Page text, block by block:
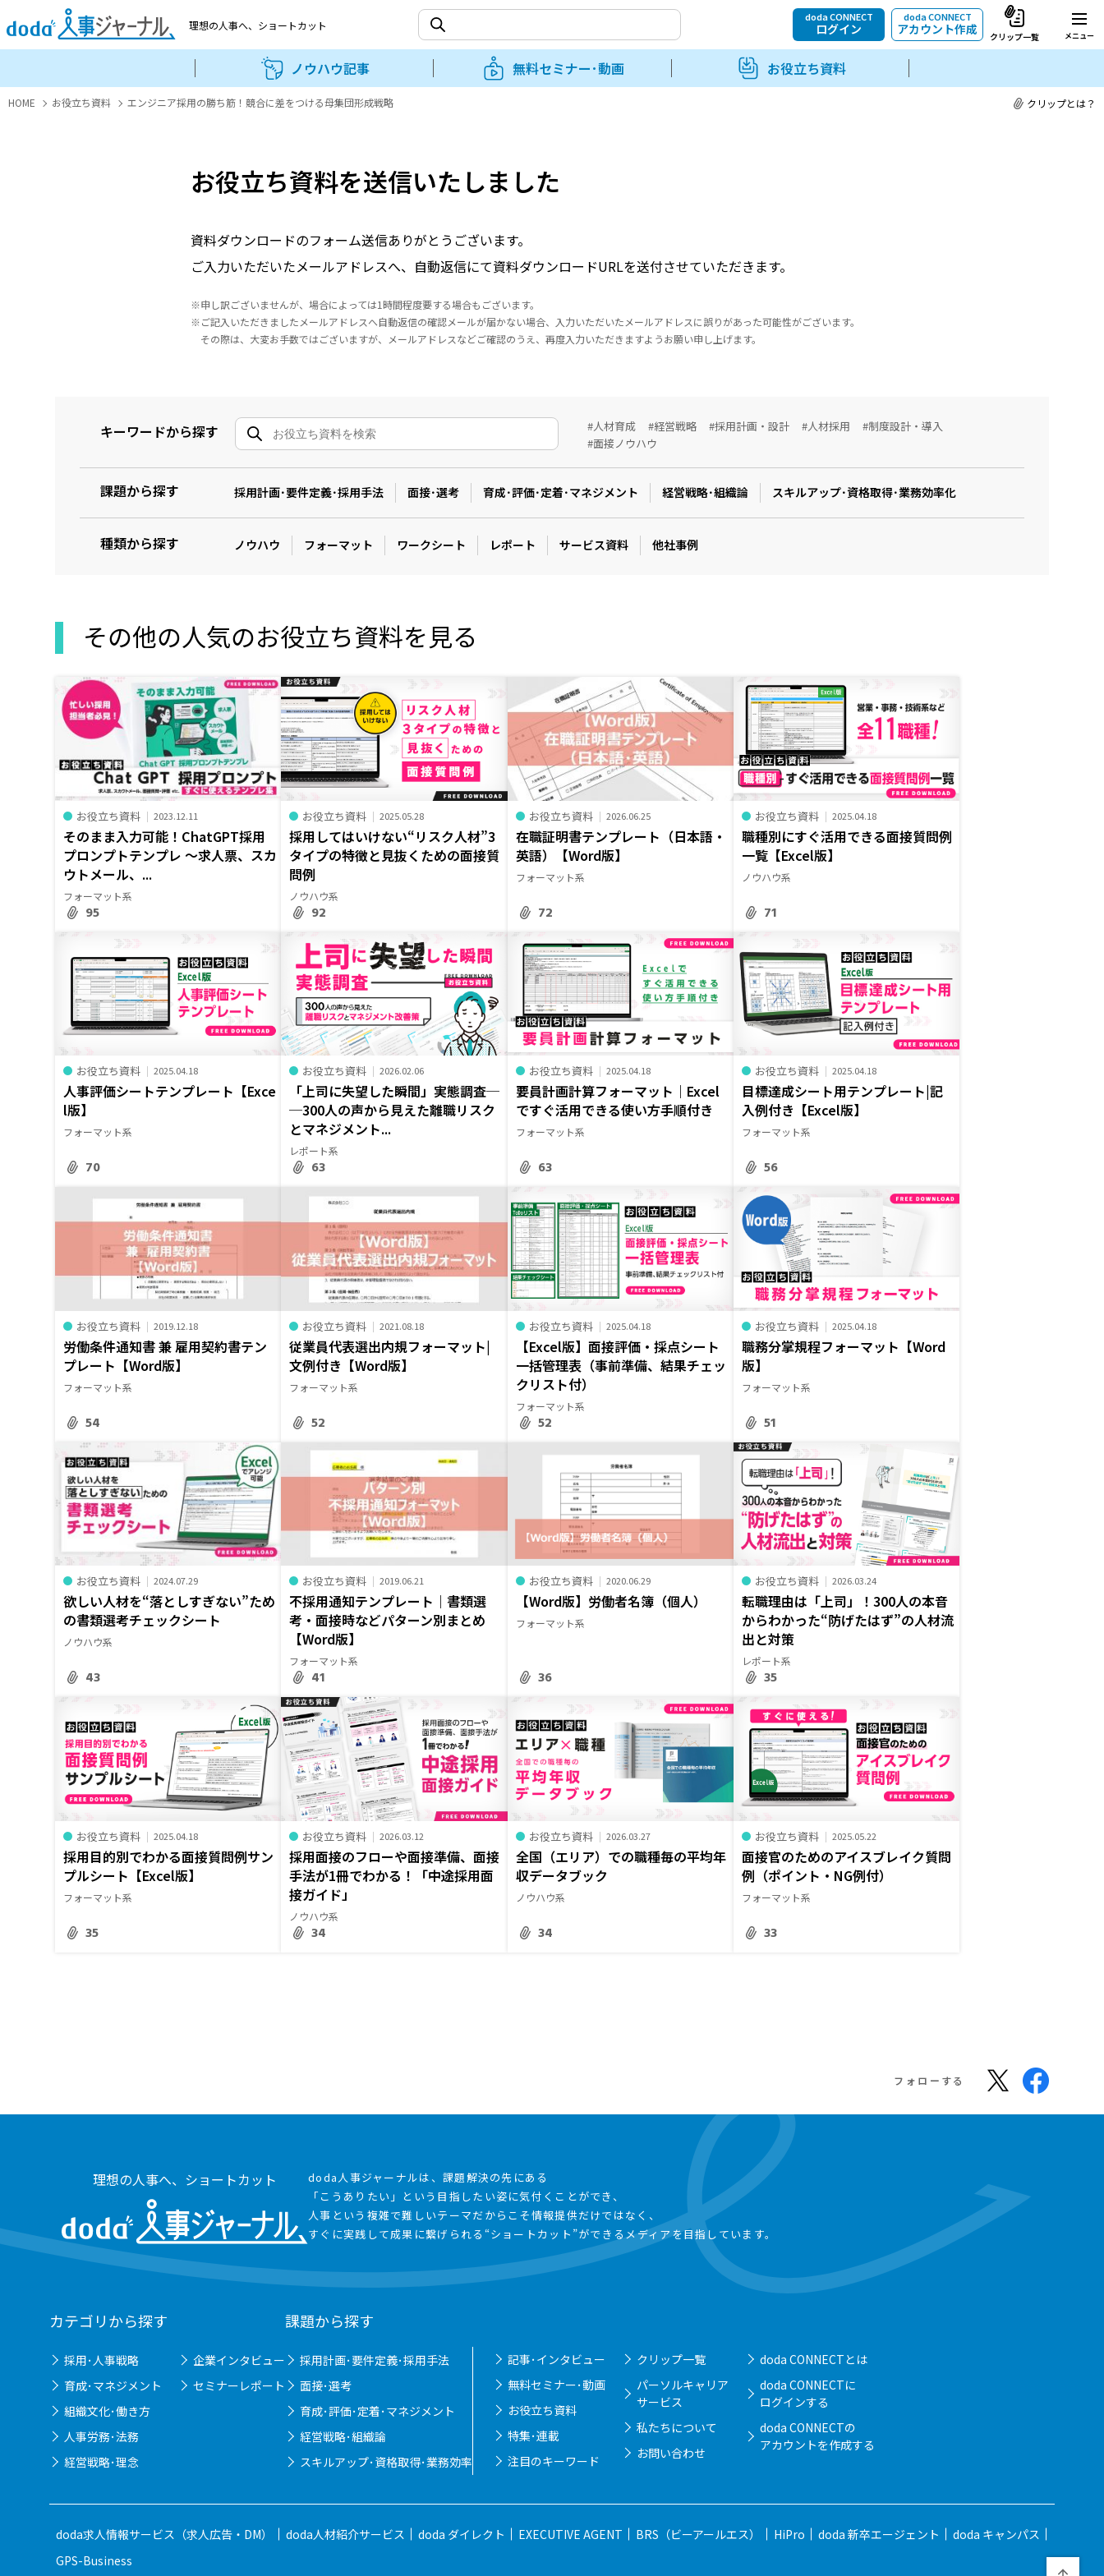
理想の人事へ、 ショートカット
doda CONNECT
ログイン
doda CONNECT
アカウント作成 クリップ一覧 メニュー
ノウハウ記事 無料セミナー･動画 お役立ち資料
クリップとは？
HOME お役立ち資料 エンジニア採用の勝ち筋！競合に差をつける母集団形成戦略
お役立ち資料を送信いたしました
資料ダウンロードのフォーム送信ありがとうございます。
ご入力いただいたメールアドレスへ、自動返信にて資料ダウンロードURLを送付させていただきます。
※申し訳ございませんが、場合によっては1時間程度要する場合もございます。
※ご記入いただきましたメールアドレスへ自動返信の確認メールが届かない場合、入力いただいたメールアドレスに誤りがあった可能性がございます。
その際は、大変お手数ではございますが、メールアドレスなどご確認のうえ、再度入力いただきますようお願い申し上げます。
キーワードから探す #人材育成 #経営戦略 #採用計画・設計 #人材採用
#制度設計・導入
#面接ノウハウ
課題から探す 採用計画･要件定義･採用手法 面接･選考 育成･評価･定着･マネジメント 経営戦略･組織論 スキルアップ･資格取得･業務効率化
種類から探す ノウハウ フォーマット ワークシート レポート サービス資料 他社事例
その他の人気のお役立ち資料を見る
お役立ち資料 2023.12.11
そのまま入力可能！ChatGPT採用
プロンプトテンプレ ～求人票、スカ
ウトメール、...
フォーマット系
95
お役立ち資料 2025.05.28
採用してはいけない“リスク人材”3
タイプの特徴と見抜くための面接質
問例
ノウハウ系
92
お役立ち資料 2026.06.25
在職証明書テンプレート（日本語・
英語）【Word版】
フォーマット系
72
お役立ち資料 2025.04.18
職種別にすぐ活用できる面接質問例
一覧【Excel版】
ノウハウ系
71
お役立ち資料 2025.04.18
人事評価シートテンプレート【Exce
l版】
フォーマット系
70
お役立ち資料 2026.02.06
「上司に失望した瞬間」実態調査─
─300人の声から見えた離職リスク
とマネジメント...
レポート系
63
お役立ち資料 2025.04.18
要員計画計算フォーマット｜Excel
ですぐ活用できる使い方手順付き
フォーマット系
63
お役立ち資料 2025.04.18
目標達成シート用テンプレート|記
入例付き【Excel版】
フォーマット系
56
お役立ち資料 2019.12.18
労働条件通知書 兼 雇用契約書テン
プレート【Word版】
フォーマット系
54
お役立ち資料 2021.08.18
従業員代表選出内規フォーマット|
文例付き【Word版】
フォーマット系
52
お役立ち資料 2025.04.18
【Excel版】面接評価・採点シート
一括管理表（事前準備、結果チェッ
クリスト付）
フォーマット系
52
お役立ち資料 2025.04.18
職務分掌規程フォーマット【Word
版】
フォーマット系
51
お役立ち資料 2024.07.29
欲しい人材を“落としすぎない”ため
の書類選考チェックシート
ノウハウ系
43
お役立ち資料 2019.06.21
不採用通知テンプレート｜書類選
考・面接時などパターン別まとめ
【Word版】
フォーマット系
41
お役立ち資料 2020.06.29
【Word版】労働者名簿（個人）
フォーマット系
36
お役立ち資料 2026.03.24
転職理由は「上司」！300人の本音
からわかった“防げたはず”の人材流
出と対策
レポート系
35
お役立ち資料 2025.04.18
採用目的別でわかる面接質問例サン
プルシート【Excel版】
フォーマット系
35
お役立ち資料 2026.03.12
採用面接のフローや面接準備、面接
手法が1冊でわかる！「中途採用面
接ガイド」
ノウハウ系
34
お役立ち資料 2026.03.27
全国（エリア）での職種毎の平均年
収データブック
ノウハウ系
34
お役立ち資料 2025.05.22
面接官のためのアイスブレイク質問
例（ポイント・NG例付）
フォーマット系
33
フォローする
理想の人事へ、ショートカット
doda人事ジャーナルは、課題解決の先にある
「こうありたい」という目指したい姿に気付くことができ、
人事という複雑で難しいテーマだからこそ情報提供だけではなく、
すぐに実践して成果に繋げられる“ショートカット”ができるメディアを目指しています。
カテゴリから探す
採用･人事戦略
育成･マネジメント
組織文化･働き方
人事労務･法務
経営戦略･理念
企業インタビュー
セミナーレポート
課題から探す
採用計画･要件定義･採用手法
面接･選考
育成･評価･定着･マネジメント
経営戦略･組織論
スキルアップ･資格取得･業務効率
記事･インタビュー
無料セミナー･動画
お役立ち資料
特集･連載
注目のキーワード
クリップ一覧
パーソルキャリア
サービス
私たちについて
お問い合わせ
doda CONNECTとは
doda CONNECTに
ログインする
doda CONNECTの
アカウントを作成する
doda求人情報サービス（求人広告・DM） doda人材紹介サービス doda ダイレクト EXECUTIVE AGENT BRS（ビーアールエス） HiPro doda 新卒エージェント
doda キャンパス
GPS-Business